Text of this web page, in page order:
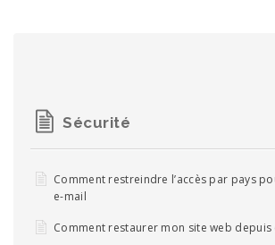
Sécurité
Comment restreindre l’accès par pays
e-mail
Comment restaurer mon site web depuis